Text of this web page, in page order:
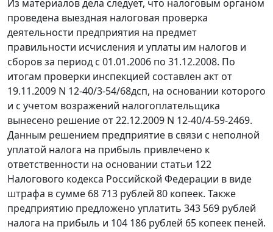
Из материалов дела следует, что налоговым органом
проведена выездная налоговая проверка
деятельности предприятия на предмет
правильности исчисления и уплаты им налогов и
сборов за период с 01.01.2006 по 31.12.2008. По
итогам проверки инспекцией составлен акт от
19.11.2009 N 12-40/3-54/68дсп, на основании которого
и с учетом возражений налогоплательщика
вынесено решение от 22.12.2009 N 12-40/4-59-2469.
Данным решением предприятие в связи с неполной
уплатой налога на прибыль привлечено к
ответственности на основании статьи 122
Налогового кодекса Российской Федерации в виде
штрафа в сумме 68 713 рублей 80 копеек. Также
предприятию предложено уплатить 343 569 рублей
налога на прибыль и 104 186 рублей 65 копеек пеней.